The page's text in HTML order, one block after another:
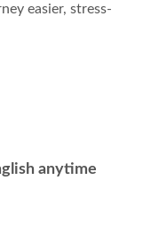
easier, stress-
anytime